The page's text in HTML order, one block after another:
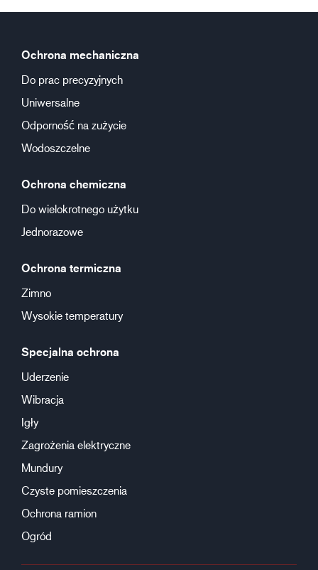
Ochrona mechaniczna
Do prac precyzyjnych
Uniwersalne
Odporność na zużycie
Wodoszczelne
Ochrona chemiczna
Do wielokrotnego użytku
Jednorazowe
Ochrona termiczna
Zimno
Wysokie temperatury
Specjalna ochrona
Uderzenie
Wibracja
Igły
Zagrożenia elektryczne
Mundury
Czyste pomieszczenia
Ochrona ramion
Ogród